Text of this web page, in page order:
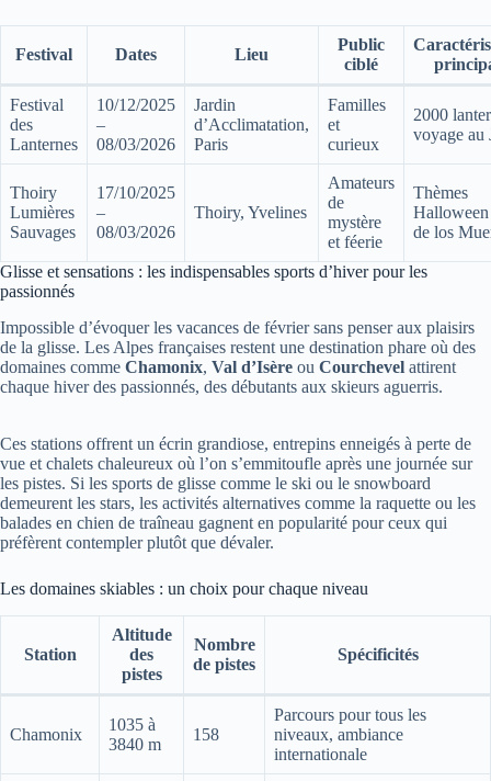
Festival Dates Lieu
Public
ciblé
Festival
des
Lanternes
10/12/2025
–
08/03/2026
Jardin
d’Acclimatation,
Paris
Familles
et
curieux
2000
voyage au
Thoiry
Lumières
Sauvages
17/10/2025
–
08/03/2026
Thoiry, Yvelines
Amateurs
de
mystère
et féerie
Thèmes
de los
Glisse et sensations : les indispensables sports d’hiver pour les
passionnés
Impossible d’évoquer les vacances de février sans penser aux plaisirs
de la glisse. Les Alpes françaises restent une destination phare où des
domaines comme Chamonix, Val d’Isère ou Courchevel attirent
chaque hiver des passionnés, des débutants aux skieurs aguerris.
Ces stations offrent un écrin grandiose, entrepins enneigés à perte de
vue et chalets chaleureux où l’on s’emmitoufle après une journée sur
les pistes. Si les sports de glisse comme le ski ou le snowboard
demeurent les stars, les activités alternatives comme la raquette ou les
balades en chien de traîneau gagnent en popularité pour ceux qui
préfèrent contempler plutôt que dévaler.
Les domaines skiables : un choix pour chaque niveau
Station
Altitude
des
pistes
Nombre
de pistes
Spécificités
Chamonix
1035 à
3840 m
158
Parcours pour tous les
niveaux, ambiance
internationale